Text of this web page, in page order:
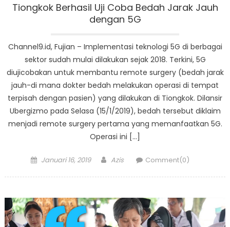
Tiongkok Berhasil Uji Coba Bedah Jarak Jauh
dengan 5G
Channel9.id, Fujian – Implementasi teknologi 5G di berbagai
sektor sudah mulai dilakukan sejak 2018. Terkini, 5G
diujicobakan untuk membantu remote surgery (bedah jarak
jauh-di mana dokter bedah melakukan operasi di tempat
terpisah dengan pasien) yang dilakukan di Tiongkok. Dilansir
Ubergizmo pada Selasa (15/1/2019), bedah tersebut diklaim
menjadi remote surgery pertama yang memanfaatkan 5G.
Operasi ini […]
Posted
Januari 16, 2019 Author
Azis Comment(0)